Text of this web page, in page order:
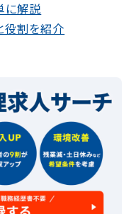
に解説
役割を紹介